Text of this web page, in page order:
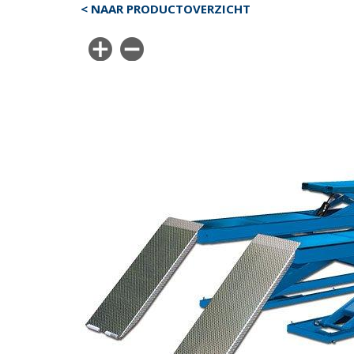
< NAAR PRODUCTOVERZICHT